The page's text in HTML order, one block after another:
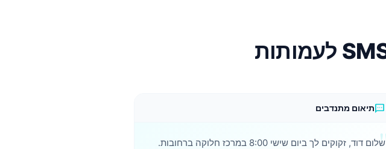
smsתיאום מתנדבים
שלום דוד, זקוקים לך ביום שישי 8:00 במרכז חלוקה ברחובות.